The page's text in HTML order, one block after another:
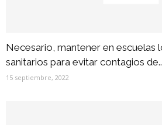
Necesario, mantener en escuelas
sanitarios para evitar contagios
15 septiembre, 2022